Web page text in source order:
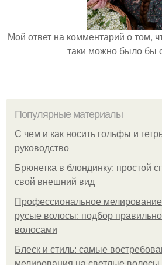
Мой ответ на комментарий о том,
таки можно было бы
Популярные материалы
С чем и как носить гольфы и
руководство
Брюнетка в блондинку: простой
свой внешний вид
Профессиональное
русые волосы: подбор
волосами
Блеск и стиль: самые